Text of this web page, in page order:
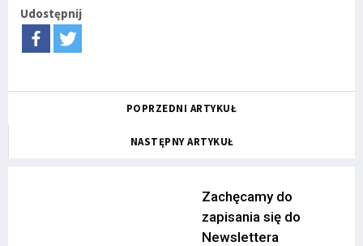
Udostępnij
POPRZEDNI ARTYKUŁ
NASTĘPNY ARTYKUŁ
Zachęcamy do
zapisania się do
Newslettera